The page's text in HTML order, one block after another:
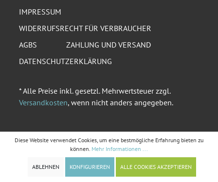
IMPRESSUM
WIDERRUFSRECHT FÜR VERBRAUCHER
AGBS
ZAHLUNG UND VERSAND
DATENSCHUTZERKLÄRUNG
* Alle Preise inkl. gesetzl. Mehrwertsteuer zzgl.
Versandkosten, wenn nicht anders angegeben.
Diese Website verwendet Cookies, um eine bestmögliche Erfahrung bieten zu
können. Mehr Informationen ...
ABLEHNEN KONFIGURIEREN ALLE COOKIES AKZEPTIEREN